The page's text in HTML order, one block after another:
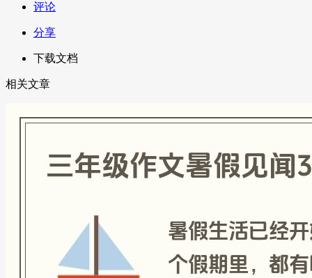
评论
分享
下载文档
相关文章